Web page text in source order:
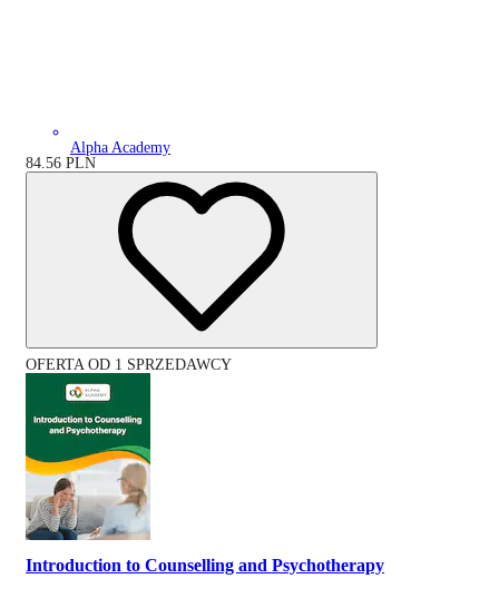
Alpha Academy
84.56 PLN
OFERTA OD 1 SPRZEDAWCY
Introduction to Counselling and Psychotherapy